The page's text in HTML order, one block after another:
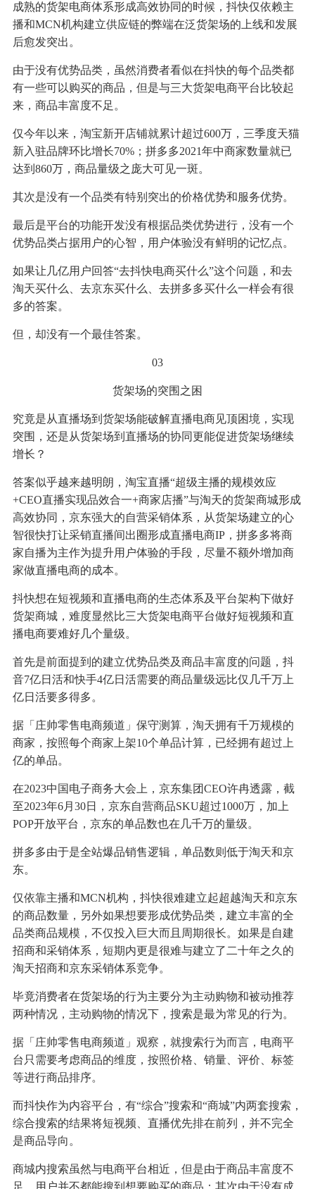
成熟的货架电商体系形成高效协同的时候，抖快仅依赖主
播和MCN机构建立供应链的弊端在泛货架场的上线和发展
后愈发突出。
由于没有优势品类，虽然消费者看似在抖快的每个品类都
有一些可以购买的商品，但是与三大货架电商平台比较起
来，商品丰富度不足。
仅今年以来，淘宝新开店铺就累计超过600万，三季度天猫
新入驻品牌环比增长70%；拼多多2021年中商家数量就已
达到860万，商品量级之庞大可见一斑。
其次是没有一个品类有特别突出的价格优势和服务优势。
最后是平台的功能开发没有根据品类优势进行，没有一个
优势品类占据用户的心智，用户体验没有鲜明的记忆点。
如果让几亿用户回答“去抖快电商买什么”这个问题，和去
淘天买什么、去京东买什么、去拼多多买什么一样会有很
多的答案。
但，却没有一个最佳答案。
03
货架场的突围之困
究竟是从直播场到货架场能破解直播电商见顶困境，实现
突围，还是从货架场到直播场的协同更能促进货架场继续
增长？
答案似乎越来越明朗，淘宝直播“超级主播的规模效应
+CEO直播实现品效合一+商家店播”与淘天的货架商城形成
高效协同，京东强大的自营采销体系，从货架场建立的心
智很快打让采销直播间出圈形成直播电商IP，拼多多将商
家自播为主作为提升用户体验的手段，尽量不额外增加商
家做直播电商的成本。
抖快想在短视频和直播电商的生态体系及平台架构下做好
货架商城，难度显然比三大货架电商平台做好短视频和直
播电商要难好几个量级。
首先是前面提到的建立优势品类及商品丰富度的问题，抖
音7亿日活和快手4亿日活需要的商品量级远比仅几千万上
亿日活要多得多。
据「庄帅零售电商频道」保守测算，淘天拥有千万规模的
商家，按照每个商家上架10个单品计算，已经拥有超过上
亿的单品。
在2023中国电子商务大会上，京东集团CEO许冉透露，截
至2023年6月30日，京东自营商品SKU超过1000万，加上
POP开放平台，京东的单品数也在几千万的量级。
拼多多由于是全站爆品销售逻辑，单品数则低于淘天和京
东。
仅依靠主播和MCN机构，抖快很难建立起超越淘天和京东
的商品数量，另外如果想要形成优势品类，建立丰富的全
品类商品规模，不仅投入巨大而且周期很长。如果是自建
招商和采销体系，短期内更是很难与建立了二十年之久的
淘天招商和京东采销体系竞争。
毕竟消费者在货架场的行为主要分为主动购物和被动推荐
两种情况，主动购物的情况下，搜索是最为常见的行为。
据「庄帅零售电商频道」观察，就搜索行为而言，电商平
台只需要考虑商品的维度，按照价格、销量、评价、标签
等进行商品排序。
而抖快作为内容平台，有“综合”搜索和“商城”内两套搜索，
综合搜索的结果将短视频、直播优先排在前列，并不完全
是商品导向。
商城内搜索虽然与电商平台相近，但是由于商品丰富度不